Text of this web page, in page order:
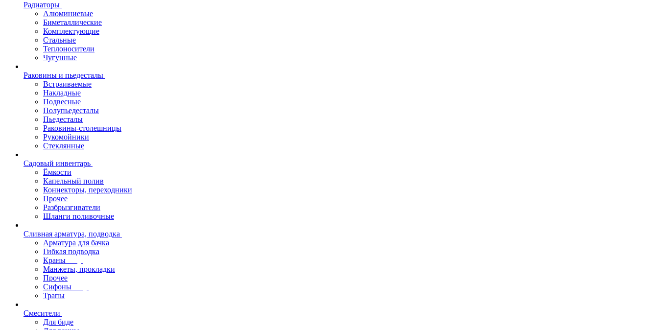
Радиаторы
Алюминиевые
Биметаллические
Комплектующие
Стальные
Теплоносители
Чугунные
Раковины и пьедесталы
Встраиваемые
Накладные
Подвесные
Полупьедесталы
Пьедесталы
Раковины-столешницы
Рукомойники
Стеклянные
Садовый инвентарь
Ёмкости
Капельный полив
Коннекторы, переходники
Прочее
Разбрызгиватели
Шланги поливочные
Сливная арматура, подводка
Арматура для бачка
Гибкая подводка
Краны
Манжеты, прокладки
Прочее
Сифоны
Трапы
Смесители
Для биде